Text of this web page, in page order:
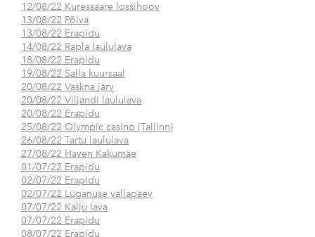
12/08/22 Kuressaare lossihoov
13/08/22 Põlva
13/08/22 Erapidu
14/08/22 Rapla laululava
18/08/22 Erapidu
19/08/22 Salla kuursaal
20/08/22 Vaskna järv
20/08/22 Viljandi laululava
20/08/22 Erapidu
25/08/22 Olympic casino (Tallinn)
26/08/22 Tartu laululava
27/08/22 Haven Kakumäe
01/07/22 Erapidu
02/07/22 Erapidu
02/07/22 Lüganuse vallapäev
07/07/22 Kalju lava
07/07/22 Erapidu
08/07/22 Erapidu